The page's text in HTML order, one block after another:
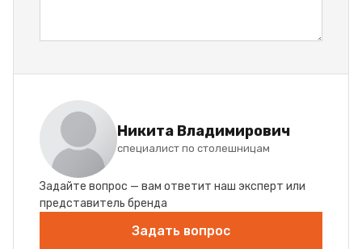
Никита Владимирович
специалист по столешницам
Задайте вопрос — вам ответит наш эксперт или
представитель бренда
Задать вопрос